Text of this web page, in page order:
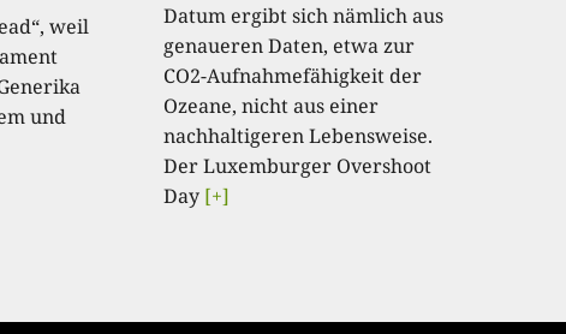
weil
und
Datum ergibt sich nämlich aus
genaueren Daten, etwa zur
CO2-Aufnahmefähigkeit der
Ozeane, nicht aus einer
nachhaltigeren Lebensweise.
Der Luxemburger Overshoot
Day [+]